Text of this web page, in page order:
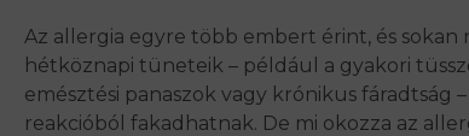
Az allergia egyre több embert érint, és sokan
hétköznapi tüneteik – például a gyakori
emésztési panaszok vagy krónikus fáradtság
reakcióból fakadhatnak. De mi okozza az